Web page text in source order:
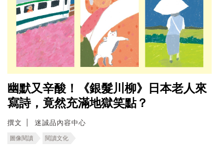
幽默又辛酸！《銀髮川柳》日本老人來
寫詩，竟然充滿地獄笑點？
撰文 迷誠品內容中心
圖像閱讀 閱讀文化